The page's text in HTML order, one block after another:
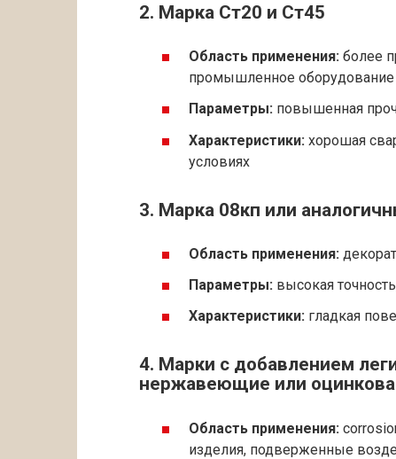
2. Марка Ст20 и Ст45
Область применения: более
промышленное оборудование
Параметры: повышенная
Характеристики: хорошая
условиях
3. Марка 08кп или
Область применения:
Параметры: высокая
Характеристики: гладкая
4. Марки с добавлением
нержавеющие или
Область применения:
изделия, подверженные